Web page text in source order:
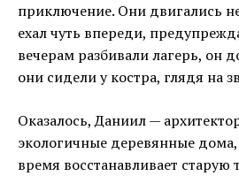
приключение. Они двигались
ехал чуть впереди,
вечерам разбивали лагерь, он
они сидели у костра, глядя на
Оказалось, Даниил —
экологичные деревянные
время восстанавливает старую